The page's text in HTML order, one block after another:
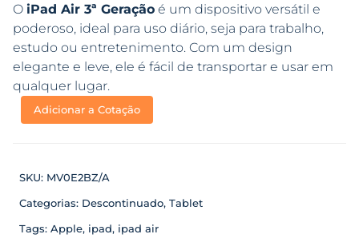
O iPad Air 3ª Geração é um dispositivo versátil e
poderoso, ideal para uso diário, seja para trabalho,
estudo ou entretenimento. Com um design
elegante e leve, ele é fácil de transportar e usar em
qualquer lugar.
Adicionar a Cotação
SKU: MV0E2BZ/A
Categorias: Descontinuado, Tablet
Tags: Apple, ipad, ipad air